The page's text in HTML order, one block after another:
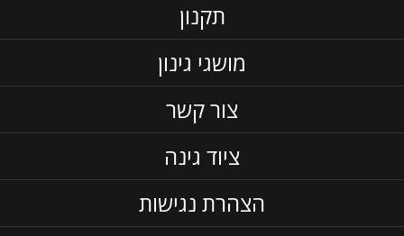
תקנון
מושגי גינון
צור קשר
ציוד גינה
הצהרת נגישות